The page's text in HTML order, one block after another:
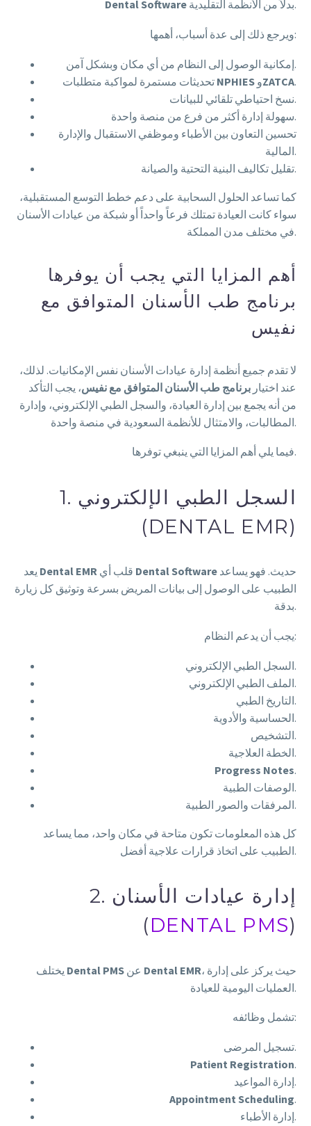
Dental Software بدلاً من الأنظمة التقليدية.
ويرجع ذلك إلى عدة أسباب، أهمها:
إمكانية الوصول إلى النظام من أي مكان وبشكل آمن.
NPHIES وZATCA.
نسخ احتياطي تلقائي للبيانات.
سهولة إدارة أكثر من فرع من منصة واحدة.
تحسين التعاون بين الأطباء وموظفي الاستقبال والإدارة
المالية.
تقليل تكاليف البنية التحتية والصيانة.
كما تساعد الحلول السحابية على دعم خطط التوسع المستقبلية،
سواء كانت العيادة تمتلك فرعاً واحداً أو شبكة من عيادات الأسنان
في مختلف مدن المملكة.
أهم المزايا التي يجب أن يوفرها
برنامج طب الأسنان المتوافق مع
نفيس
لا تقدم جميع أنظمة إدارة عيادات الأسنان نفس الإمكانيات. لذلك،
عند اختيار برنامج طب الأسنان المتوافق مع نفيس، يجب التأكد
من أنه يجمع بين إدارة العيادة، والسجل الطبي الإلكتروني، وإدارة
المطالبات، والامتثال للأنظمة السعودية في منصة واحدة.
فيما يلي أهم المزايا التي ينبغي توفرها.
1. السجل الطبي الإلكتروني
(DENTAL EMR)
Dental EMR Dental Software
الطبيب على الوصول إلى بيانات المريض بسرعة وتوثيق كل زيارة
بدقة.
يجب أن يدعم النظام:
السجل الطبي الإلكتروني.
الملف الطبي الإلكتروني.
التاريخ الطبي.
الحساسية والأدوية.
التشخيص.
الخطة العلاجية.
Progress Notes.
الوصفات الطبية.
المرفقات والصور الطبية.
كل هذه المعلومات تكون متاحة في مكان واحد، مما يساعد
الطبيب على اتخاذ قرارات علاجية أفضل.
2. إدارة عيادات الأسنان
(DENTAL PMS)
Dental PMS Dental EMR، حيث يركز على إدارة
العمليات اليومية للعيادة.
تشمل وظائفه:
تسجيل المرضى.
Patient Registration.
إدارة المواعيد.
Appointment Scheduling.
إدارة الأطباء.